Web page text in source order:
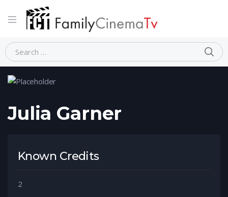
Home Person Julia Garner
Julia Garner
Known Credits
2